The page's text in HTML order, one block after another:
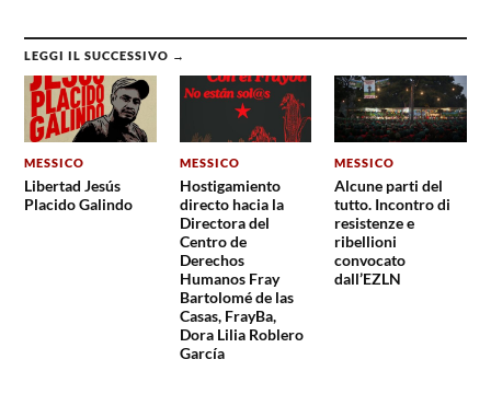
LEGGI IL SUCCESSIVO →
MESSICO
Libertad Jesús
Placido Galindo
MESSICO
Hostigamiento
directo hacia la
Directora del
Centro de
Derechos
Humanos Fray
Bartolomé de las
Casas, FrayBa,
Dora Lilia Roblero
García
MESSICO
Alcune parti del
tutto. Incontro di
resistenze e
ribellioni
convocato
dall’EZLN